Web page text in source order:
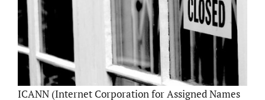
ICANN (Internet Corporation for Assigned Names